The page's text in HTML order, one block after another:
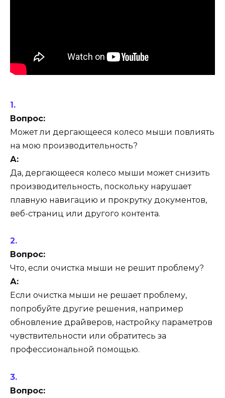
Вопрос:
Может ли дергающееся колесо мыши повлиять
на мою производительность?
А:
Да, дергающееся колесо мыши может снизить
производительность, поскольку нарушает
плавную навигацию и прокрутку документов,
веб-страниц или другого контента.
Вопрос:
Что, если очистка мыши не решит проблему?
А:
Если очистка мыши не решает проблему,
попробуйте другие решения, например
обновление драйверов, настройку параметров
чувствительности или обратитесь за
профессиональной помощью.
Вопрос: